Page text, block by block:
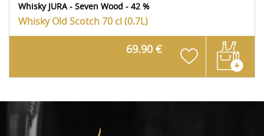
Whisky JURA - Seven Wood - 42 %
Whisky Old Scotch70 cl (0.7L)
69.90 €